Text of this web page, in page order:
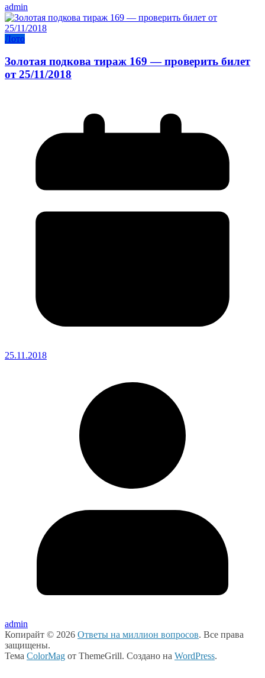
admin
Лото
Золотая подкова тираж 169 — проверить билет
от 25/11/2018
25.11.2018
admin
Копирайт © 2026 Ответы на миллион вопросов. Все права
защищены.
Тема ColorMag от ThemeGrill. Создано на WordPress.